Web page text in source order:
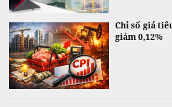
Chỉ số giá
giảm 0,12%